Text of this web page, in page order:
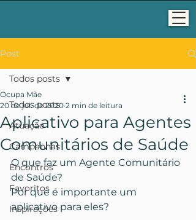
Post
Todos posts
Atuação
Campanhas
Encontros
Favoritos
Inspirações
Todos posts
Aplicativo para Agentes
Comunitários de Saúde
Ocupa Mãe
20 de jul. de 2020 2 min de leitura
O que faz um Agente Comunitário
de Saúde?
Por que é importante um
aplicativo para eles?